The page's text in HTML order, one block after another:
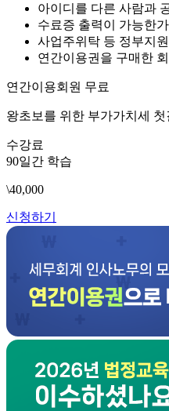
아이디를 다른 사람과
수료증 출력이 가능한
사업주위탁 등 정부지
연간이용권을 구매한
연간이용회원 무료
왕초보를 위한 부가가치세 첫
수강료
90일간 학습
\40,000
신청하기